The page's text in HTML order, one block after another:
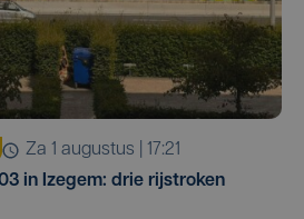
za 1 augustus | 17:21
in Izegem: drie rijstroken